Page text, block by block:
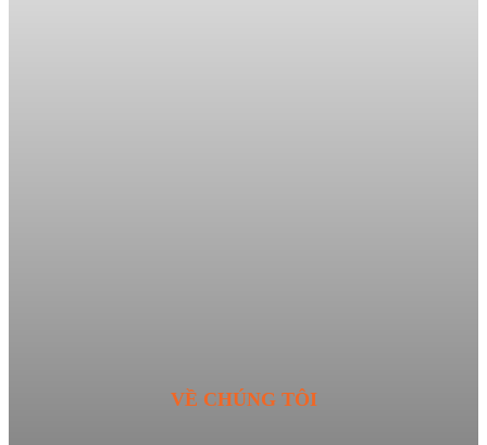
VỀ CHÚNG TÔI